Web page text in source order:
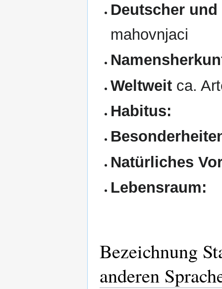
Deutscher
mahovnjaci
Weltweit ca.
Habitus:
Natürliches
Lebensraum:
Bezeichnung
anderen